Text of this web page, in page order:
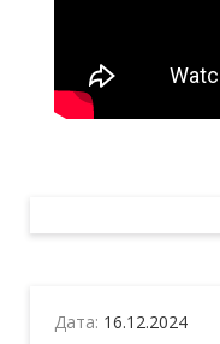
Дата: 16.12.2024